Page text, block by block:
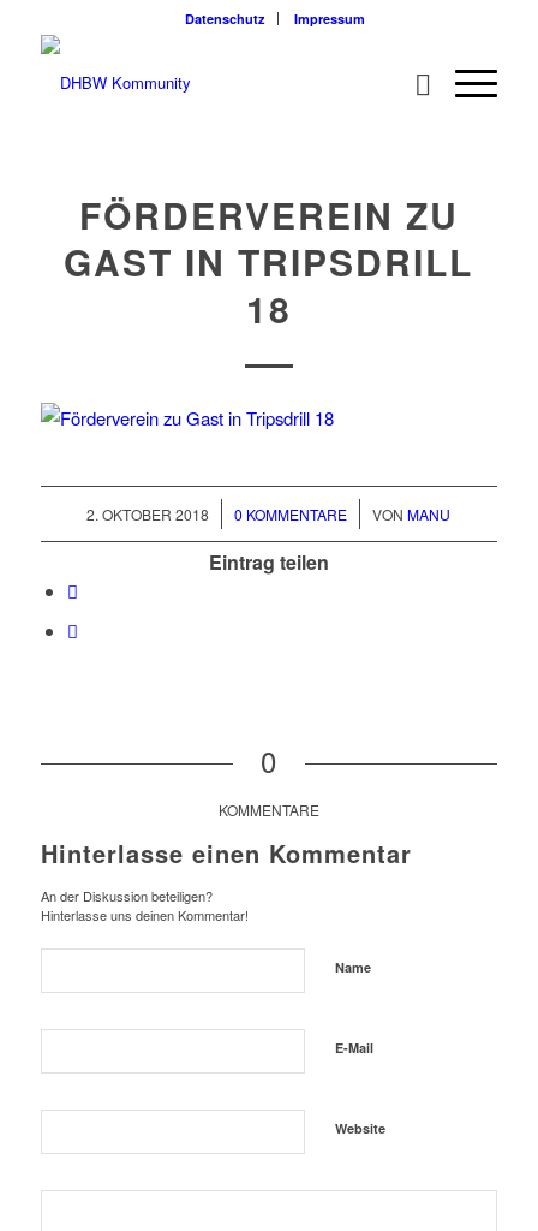
Datenschutz Impressum
FÖRDERVEREIN ZU
GAST IN TRIPSDRILL
18
2. OKTOBER 2018
/ 0 KOMMENTARE
/ VON MANU
Eintrag teilen
0
KOMMENTARE
Hinterlasse einen Kommentar
An der Diskussion beteiligen?
Hinterlasse uns deinen Kommentar!
Name
E-Mail
Website